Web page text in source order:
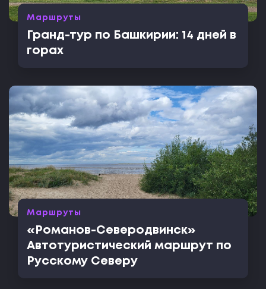
Маршруты
Гранд-тур по Башкирии: 14 дней в
горах
Маршруты
«Романов-Северодвинск»
Автотуристический маршрут по
Русскому Северу